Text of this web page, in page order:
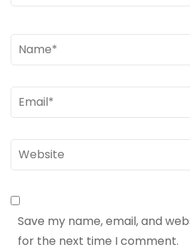
Name*
Email*
Website
Save my name, email, and
for the next time I comment.